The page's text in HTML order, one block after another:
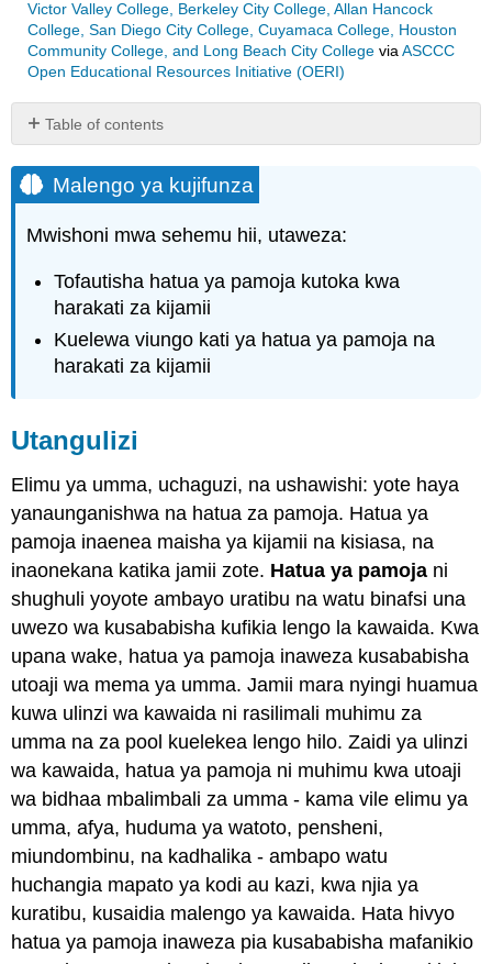
Victor Valley College, Berkeley City College, Allan Hancock
College, San Diego City College, Cuyamaca College, Houston
Community College, and Long Beach City Collegevia ASCCC
Open Educational Resources Initiative (OERI)
Table of contents
ya
kujifunza
Utangulizi
Malengo ya kujifunza
Mwishoni mwa sehemu hii, utaweza:
Tofautisha hatua ya pamoja kutoka kwa
harakati za kijamii
Kuelewa viungo kati ya hatua ya pamoja na
harakati za kijamii
Utangulizi
Elimu ya umma, uchaguzi, na ushawishi: yote haya
yanaunganishwa na hatua za pamoja. Hatua ya
pamoja inaenea maisha ya kijamii na kisiasa, na
inaonekana katika jamii zote. Hatua ya pamoja ni
shughuli yoyote ambayo uratibu na watu binafsi una
uwezo wa kusababisha kufikia lengo la kawaida. Kwa
upana wake, hatua ya pamoja inaweza kusababisha
utoaji wa mema ya umma. Jamii mara nyingi huamua
kuwa ulinzi wa kawaida ni rasilimali muhimu za
umma na za pool kuelekea lengo hilo. Zaidi ya ulinzi
wa kawaida, hatua ya pamoja ni muhimu kwa utoaji
wa bidhaa mbalimbali za umma - kama vile elimu ya
umma, afya, huduma ya watoto, pensheni,
miundombinu, na kadhalika - ambapo watu
huchangia mapato ya kodi au kazi, kwa njia ya
kuratibu, kusaidia malengo ya kawaida. Hata hivyo
hatua ya pamoja inaweza pia kusababisha mafanikio